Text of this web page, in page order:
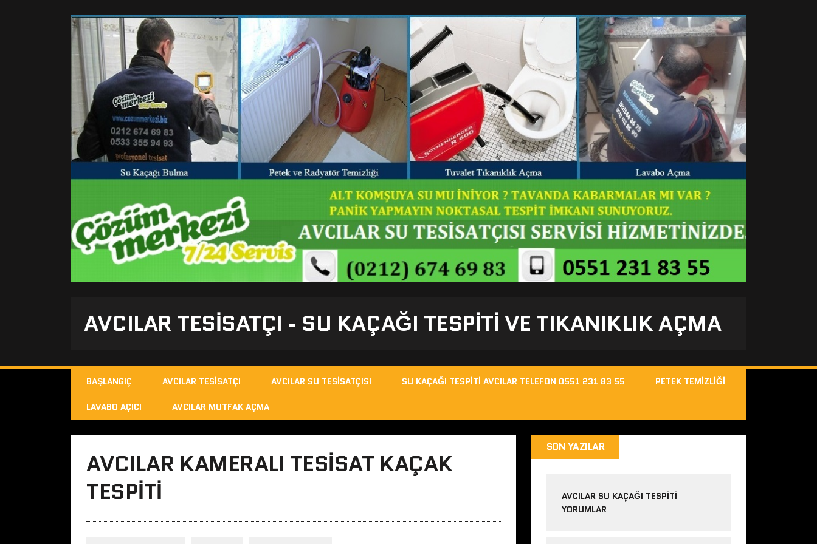
AVCILAR TESISATÇI - SU KAÇAĞI TESPITI VE TIKANIKLIK AÇMA
BAŞLANGIÇ AVCILAR TESISATÇI AVCILAR SU TESISATÇISI SU KAÇAĞI TESPITI AVCILAR TELEFON 0551 231 83 55 PETEK TEMIZLIĞI
LAVABO AÇICI AVCILAR MUTFAK AÇMA
AVCILAR KAMERALI TESISAT KAÇAK
TESPITI
SON YAZILAR
AVCILAR SU KAÇAĞI TESPITI
YORUMLAR